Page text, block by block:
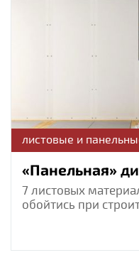
листовые и
«Панельная»
7 листовых
обойтись при